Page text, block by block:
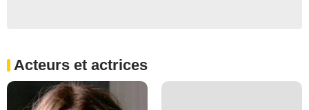
Acteurs et actrices